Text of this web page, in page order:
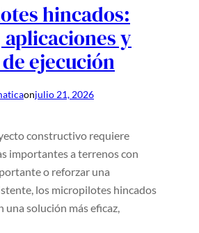
hincados:
aplicaciones y
ejecución
onjulio 21, 2026
constructivo requiere
importantes a terrenos con
o reforzar una
los micropilotes hincados
una solución más eficaz,